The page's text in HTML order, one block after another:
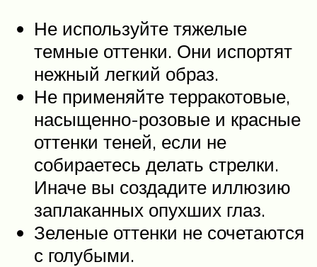
Не используйте тяжелые
темные оттенки. Они испортят
нежный легкий образ.
Не применяйте терракотовые,
насыщенно-розовые и красные
оттенки теней, если не
собираетесь делать стрелки.
Иначе вы создадите иллюзию
заплаканных опухших глаз.
Зеленые оттенки не сочетаются
с голубыми.